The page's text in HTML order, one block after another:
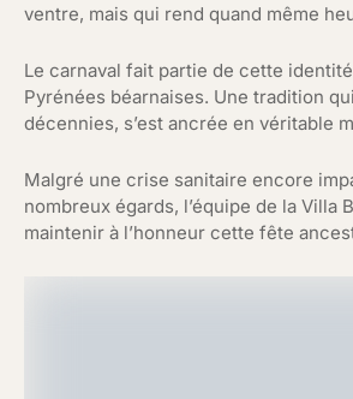
ventre, mais qui rend quand même
Le carnaval fait partie de cette
Pyrénées béarnaises. Une tradition
décennies, s’est ancrée en véritable
Malgré une crise sanitaire encore
nombreux égards, l’équipe de la Villa
maintenir à l’honneur cette fête